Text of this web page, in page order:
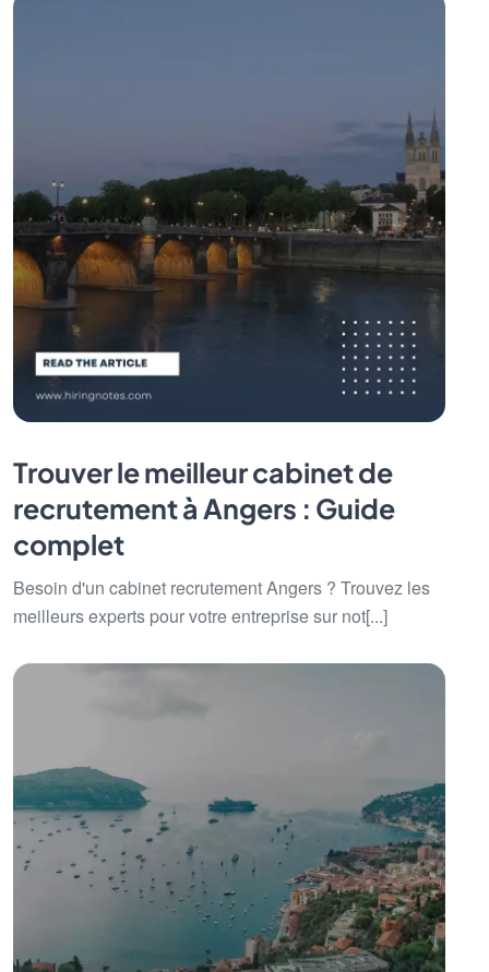
Trouver le meilleur cabinet de
recrutement à Angers : Guide
complet
Besoin d'un cabinet recrutement Angers ? Trouvez les
meilleurs experts pour votre entreprise sur not[...]